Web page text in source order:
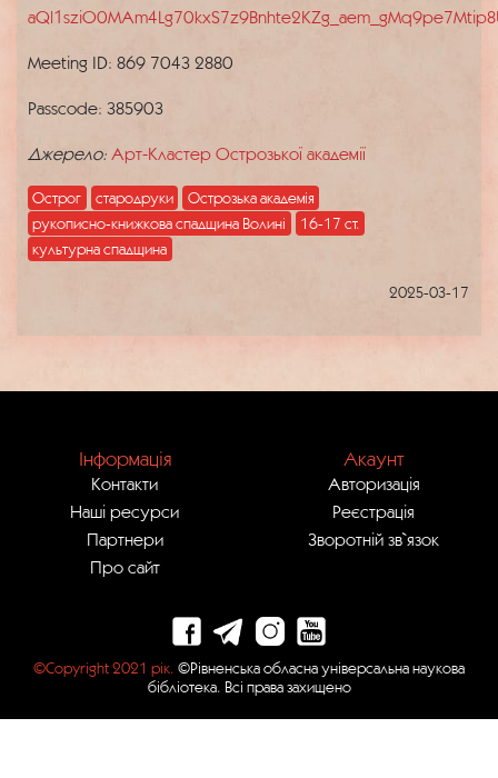
Meeting ID: 869 7043 2880
Passcode: 385903
Джерело: Арт-Кластер Острозької академії
Острог стародруки
Острозька академія
рукописно-книжкова спадщина Волині
16-17 ст.
культурна спадщина
2025-03-17
Інформація
Контакти
Наші ресурси
Партнери
Про сайт
Акаунт
Авторизація
Реєстрація
Зворотній зв`язок
©Copyright 2021 рік. ©Рівненська обласна універсальна наукова
бібліотека. Всі права захищено